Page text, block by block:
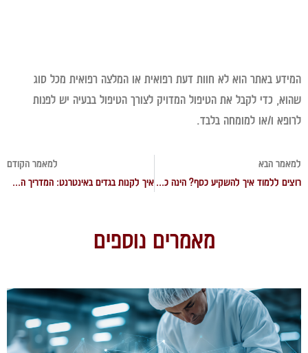
באתר הוא לא חוות דעת רפואית או המלצה רפואית מכל סוג
כדי לקבל את הטיפול המדויק לצורך הטיפול בבעיה יש לפנות
ו/או למומחה בלבד.
הבא
רוצים ללמוד איך להשקיע כסף? הינה כל מה שאתם צריכים לדעת
למאמר הקודם
איך לקנות בגדים באינטרנט: המדריך המלא לקניות בגדים אונליין
מאמרים נוספים